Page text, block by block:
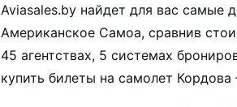
Aviasales.by найдет для вас самые
Американское Самоа, сравнив
45 агентствах, 5 системах
купить билеты на самолет